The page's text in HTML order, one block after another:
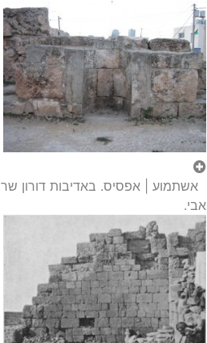
אשתמוע | אפסיס. באדיבות דורון שר
אבי.